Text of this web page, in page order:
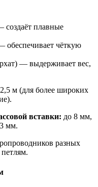
плавные
обеспечивает чёткую
— выдерживает вес,
м (для более широких
вставки: до 8 мм,
мм.
разных